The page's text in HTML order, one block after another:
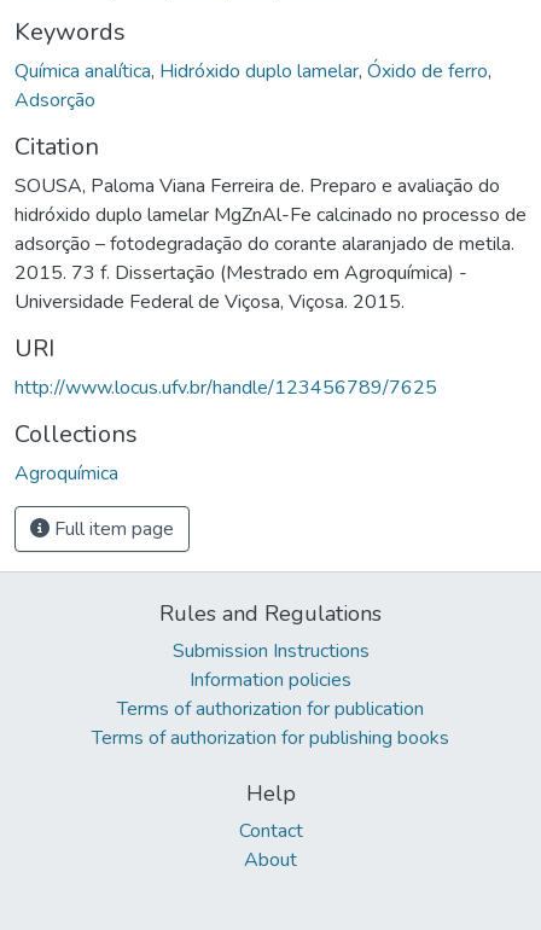
Keywords
Química analítica, Hidróxido duplo lamelar, Óxido de ferro,
Adsorção
Citation
SOUSA, Paloma Viana Ferreira de. Preparo e avaliação do
hidróxido duplo lamelar MgZnAl-Fe calcinado no processo de
adsorção – fotodegradação do corante alaranjado de metila.
2015. 73 f. Dissertação (Mestrado em Agroquímica) -
Universidade Federal de Viçosa, Viçosa. 2015.
URI
http://www.locus.ufv.br/handle/123456789/7625
Collections
Agroquímica
Full item page
Rules and Regulations
Submission Instructions
Information policies
Terms of authorization for publication
Terms of authorization for publishing books
Help
Contact
About